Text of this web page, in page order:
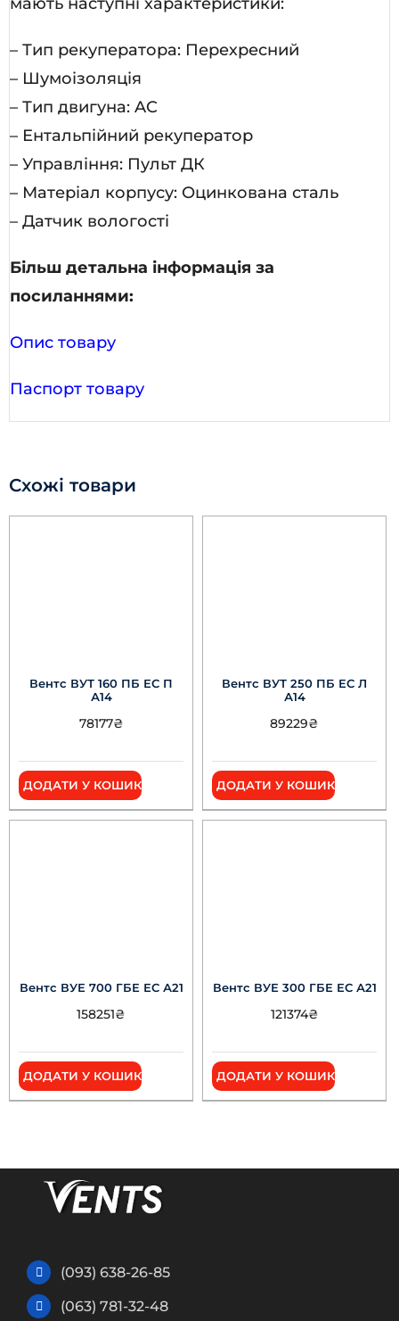
– Тип рекуператора: Перехресний
– Шумоізоляція
– Тип двигуна: AC
– Ентальпійний рекуператор
– Управління: Пульт ДК
– Матеріал корпусу: Оцинкована сталь
– Датчик вологості
Більш детальна інформація за
посиланнями:
Опис товару
Паспорт товару
Схожі товари
Вентс ВУТ 160 ПБ ЕС П
А14
78177₴
ДОДАТИ У КОШИК
Вентс ВУТ 250 ПБ ЕС Л
А14
89229₴
ДОДАТИ У КОШИК
Вентс ВУЕ 700 ГБЕ ЕС А21
158251₴
ДОДАТИ У КОШИК
Вентс ВУЕ 300 ГБЕ ЕС А21
121374₴
ДОДАТИ У КОШИК
(093) 638-26-85
(063) 781-32-48